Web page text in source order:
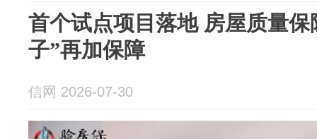
首个试点项目落地 房屋质量保
子”再加保障
信网 2026-07-30